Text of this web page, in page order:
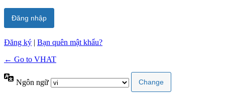
Đăng ký | Bạn quên mật khẩu?
← Go to VHAT
Ngôn ngữ